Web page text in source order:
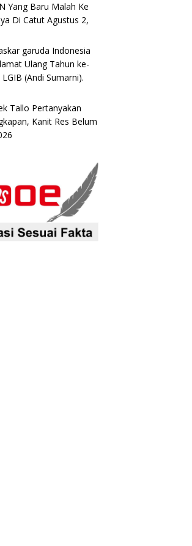
Yang Baru Malah Ke
Di Catut Agustus 2,
garuda Indonesia
Ulang Tahun ke-
(Andi Sumarni).
Tallo Pertanyakan
Kanit Res Belum